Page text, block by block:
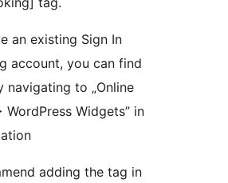
an existing Sign In
account, you can find
navigating to „Online
WordPress Widgets” in
adding the tag in